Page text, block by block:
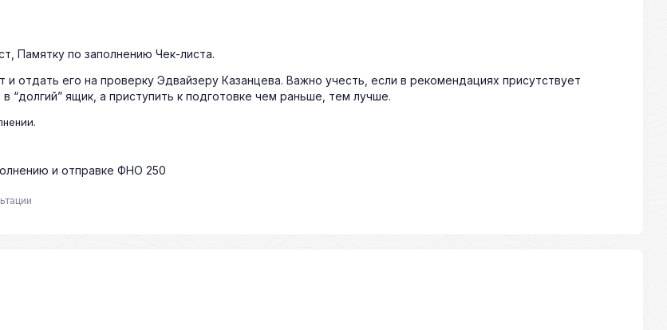
Памятку по заполнению Чек-листа.
отдать его на проверку Эдвайзеру Казанцева. Важно учесть, если в рекомендациях присутствует
“долгий” ящик, а приступить к подготовке чем раньше, тем лучше.
и отправке ФНО 250